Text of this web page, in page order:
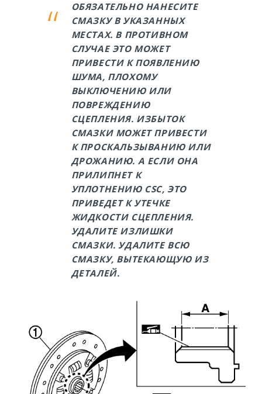
ОБЯЗАТЕЛЬНО НАНЕСИТЕ
СМАЗКУ В УКАЗАННЫХ
МЕСТАХ. В ПРОТИВНОМ
СЛУЧАЕ ЭТО МОЖЕТ
ПРИВЕСТИ К ПОЯВЛЕНИЮ
ШУМА, ПЛОХОМУ
ВЫКЛЮЧЕНИЮ ИЛИ
ПОВРЕЖДЕНИЮ
СЦЕПЛЕНИЯ. ИЗБЫТОК
СМАЗКИ МОЖЕТ ПРИВЕСТИ
К ПРОСКАЛЬЗЫВАНИЮ ИЛИ
ДРОЖАНИЮ. А ЕСЛИ ОНА
ПРИЛИПНЕТ К
УПЛОТНЕНИЮ CSC, ЭТО
ПРИВЕДЕТ К УТЕЧКЕ
ЖИДКОСТИ СЦЕПЛЕНИЯ.
УДАЛИТЕ ИЗЛИШКИ
СМАЗКИ. УДАЛИТЕ ВСЮ
СМАЗКУ, ВЫТЕКАЮЩУЮ ИЗ
ДЕТАЛЕЙ.